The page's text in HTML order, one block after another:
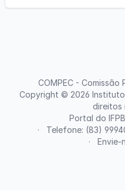
Portal do IFPB
Telefone: (83)
Envie-
COMPEC - Comissão
Copyright © 2026
direitos